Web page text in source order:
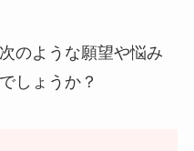
のような願望や悩み
しょうか？